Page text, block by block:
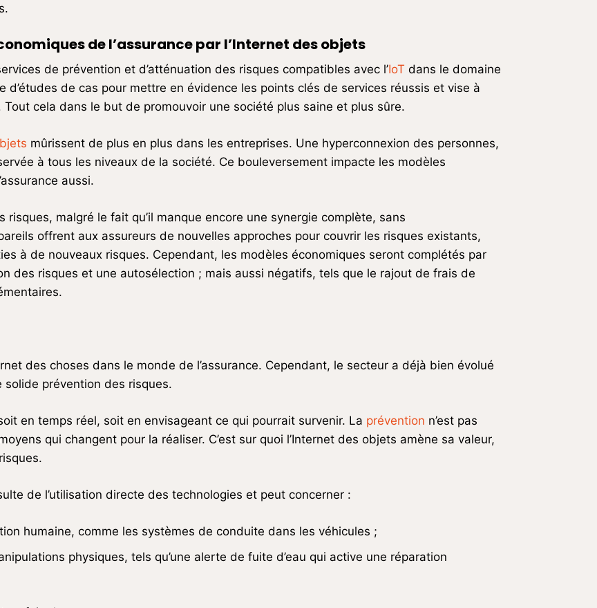
de l’assurance par l’Internet des objets
de prévention et d’atténuation des risques compatibles avec l’IoT dans le domaine
d’études de cas pour mettre en évidence les points clés de services réussis et vise à
cela dans le but de promouvoir une société plus saine et plus sûre.
mûrissent de plus en plus dans les entreprises. Une hyperconnexion des personnes,
à tous les niveaux de la société. Ce bouleversement impacte les modèles
aussi.
risques, malgré le fait qu’il manque encore une synergie complète, sans
offrent aux assureurs de nouvelles approches pour couvrir les risques existants,
à de nouveaux risques. Cependant, les modèles économiques seront complétés par
des risques et une autosélection ; mais aussi négatifs, tels que le rajout de frais de
des choses dans le monde de l’assurance. Cependant, le secteur a déjà bien évolué
prévention des risques.
en temps réel, soit en envisageant ce qui pourrait survenir. La prévention n’est pas
qui changent pour la réaliser. C’est sur quoi l’Internet des objets amène sa valeur,
de l’utilisation directe des technologies et peut concerner :
humaine, comme les systèmes de conduite dans les véhicules ;
physiques, tels qu’une alerte de fuite d’eau qui active une réparation